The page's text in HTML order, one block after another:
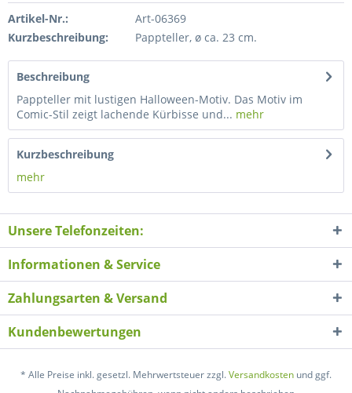
Artikel-Nr.:
Art-06369
Kurzbeschreibung:
Pappteller, ø ca. 23 cm.
Beschreibung
Pappteller mit lustigen Halloween-Motiv. Das Motiv im
Comic-Stil zeigt lachende Kürbisse und... mehr
Kurzbeschreibung
mehr
Unsere Telefonzeiten:
Informationen & Service
Zahlungsarten & Versand
Kundenbewertungen
* Alle Preise inkl. gesetzl. Mehrwertsteuer zzgl.Versandkosten und ggf.